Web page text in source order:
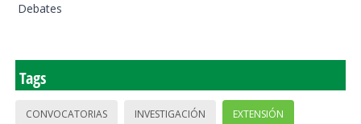
Debates
Tags
CONVOCATORIAS INVESTIGACIÓN EXTENSIÓN